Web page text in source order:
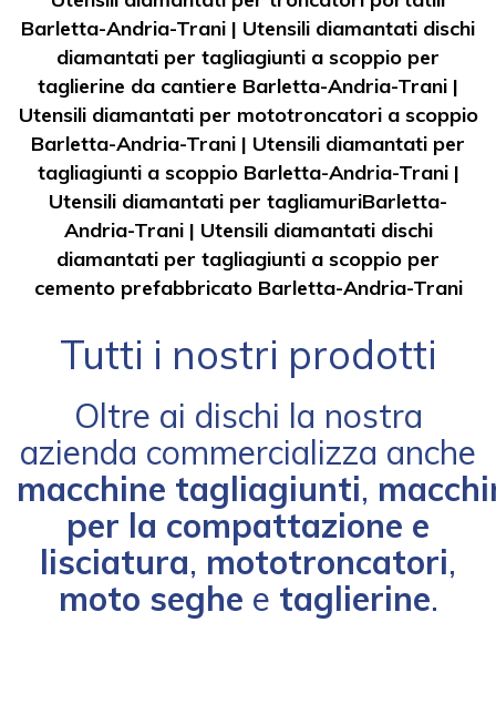
Barletta-Andria-Trani | Utensili diamantati dischi
diamantati per tagliagiunti a scoppio per
taglierine da cantiere Barletta-Andria-Trani |
Utensili diamantati per mototroncatori a scoppio
Barletta-Andria-Trani | Utensili diamantati per
tagliagiunti a scoppio Barletta-Andria-Trani|
Utensili diamantati per tagliamuriBarletta-
Andria-Trani| Utensili diamantati dischi
diamantati per tagliagiunti a scoppio per
cemento prefabbricato Barletta-Andria-Trani
Tutti i nostri prodotti
Oltre ai dischi la nostra
azienda commercializza anche
macchine tagliagiunti,
per la compattazione e
lisciatura, mototroncatori,
moto seghe e taglierine.